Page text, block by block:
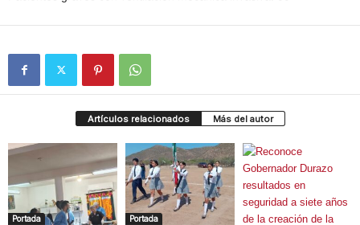
Artículos relacionados Más del autor
Portada Portada